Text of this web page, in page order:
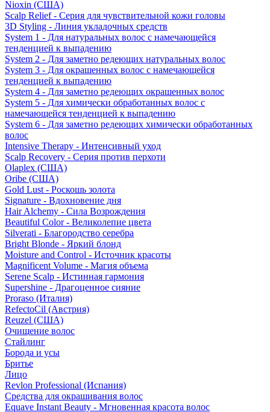
Nioxin (США)
Scalp Relief - Серия для чувствительной кожи головы
3D Styling - Линия укладочных средств
System 1 - Для натуральных волос с намечающейся
тенденцией к выпадению
System 2 - Для заметно редеющих натуральных волос
System 3 - Для окрашенных волос с намечающейся
тенденцией к выпадению
System 4 - Для заметно редеющих окрашенных волос
System 5 - Для химически обработанных волос с
намечающейся тенденцией к выпадению
System 6 - Для заметно редеющих химически обработанных
волос
Intensive Therapy - Интенсивный уход
Scalp Recovery - Серия против перхоти
Olaplex (США)
Oribe (США)
Gold Lust - Роскошь золота
Signature - Вдохновение дня
Hair Alchemy - Сила Возрождения
Beautiful Color - Великолепие цвета
Silverati - Благородство серебра
Bright Blonde - Яркий блонд
Moisture and Control - Источник красоты
Magnificent Volume - Магия объема
Serene Scalp - Истинная гармония
Supershine - Драгоценное сияние
Proraso (Италия)
RefectoCil (Австрия)
Reuzel (США)
Очищение волос
Стайлинг
Борода и усы
Бритье
Лицо
Revlon Professional (Испания)
Средства для окрашивания волос
Equave Instant Beauty - Мгновенная красота волос